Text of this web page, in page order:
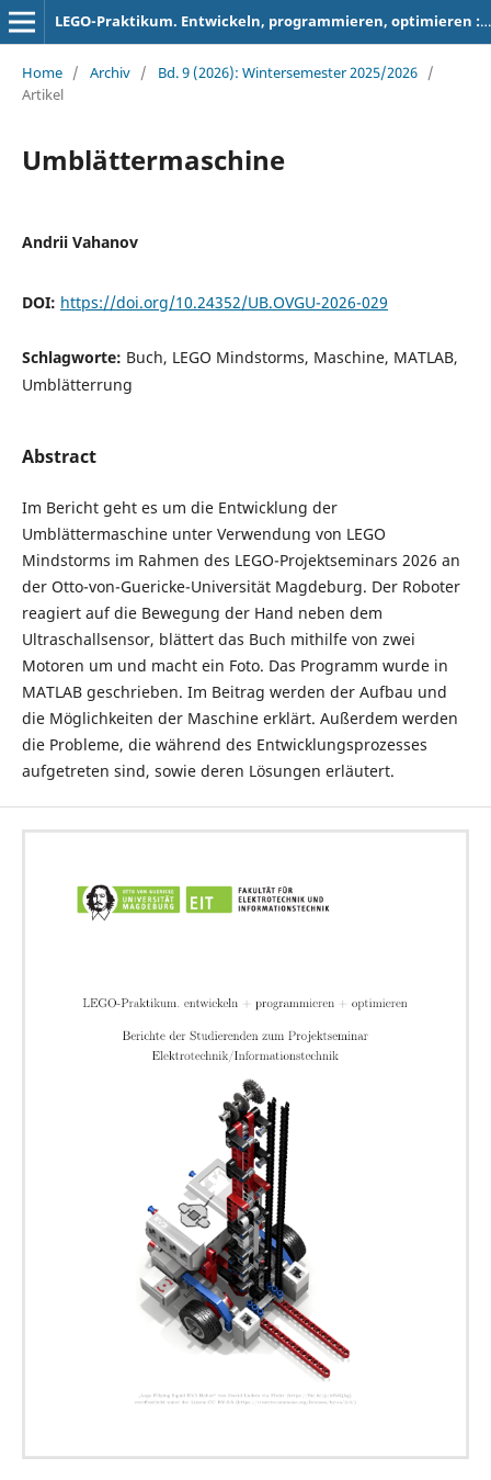
LEGO-Praktikum. Entwickeln, programmieren, optimieren : Berichte der Studierenden zum Projektseminar Elektrotechnik/Informationstechnik
Home / Archiv / Bd. 9 (2026): Wintersemester 2025/2026 /
Artikel
Umblättermaschine
Andrii Vahanov
DOI: https://doi.org/10.24352/UB.OVGU-2026-029
Schlagworte: Buch, LEGO Mindstorms, Maschine, MATLAB,
Umblätterrung
Abstract
Im Bericht geht es um die Entwicklung der
Umblättermaschine unter Verwendung von LEGO
Mindstorms im Rahmen des LEGO-Projektseminars 2026 an
der Otto-von-Guericke-Universität Magdeburg. Der Roboter
reagiert auf die Bewegung der Hand neben dem
Ultraschallsensor, blättert das Buch mithilfe von zwei
Motoren um und macht ein Foto. Das Programm wurde in
MATLAB geschrieben. Im Beitrag werden der Aufbau und
die Möglichkeiten der Maschine erklärt. Außerdem werden
die Probleme, die während des Entwicklungsprozesses
aufgetreten sind, sowie deren Lösungen erläutert.